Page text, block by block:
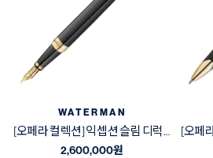
WATERMAN
[오페라 컬렉션] 익셉션 슬림 디럭스 블랙&골드 GT 만년필
2,600,000원